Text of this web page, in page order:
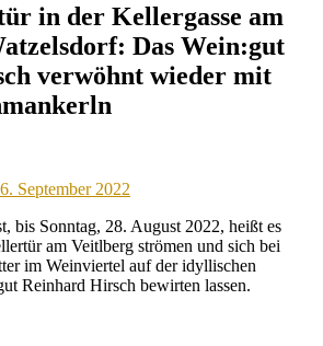
in der Kellergasse am
Das Wein:gut
verwöhnt wieder mit
6. September 2022
bis Sonntag, 28. August 2022, heißt es
am Veitlberg strömen und sich bei
im Weinviertel auf der idyllischen
Reinhard Hirsch bewirten lassen.